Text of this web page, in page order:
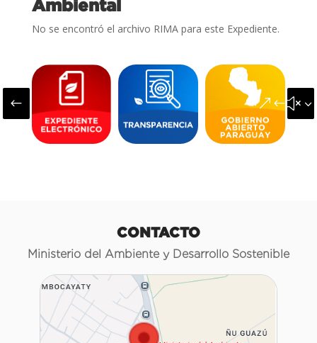
Ambiental
No se encontró el archivo RIMA para este Expediente.
#
CONTACTO
Ministerio del Ambiente y Desarrollo Sostenible